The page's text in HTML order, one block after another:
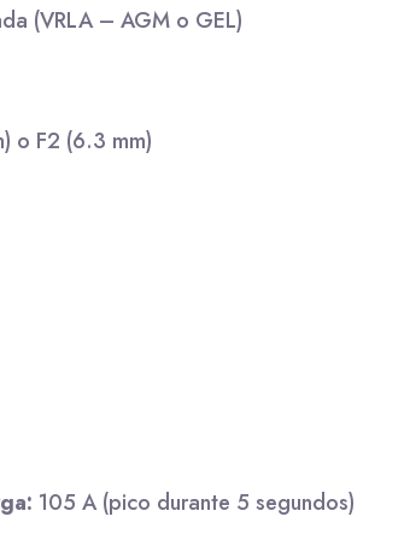
(VRLA – AGM o GEL)
o F2 (6.3 mm)
105 A (pico durante 5 segundos)